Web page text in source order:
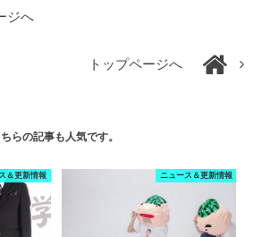
ジへ
トップページへ
らの記事も人気です。
＆更新情報 ニュース＆更新情報